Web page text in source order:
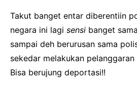
Takut banget entar diberentiin
negara ini lagi sensi banget
sampai deh berurusan sama
sekedar melakukan
Bisa berujung deportasi!!